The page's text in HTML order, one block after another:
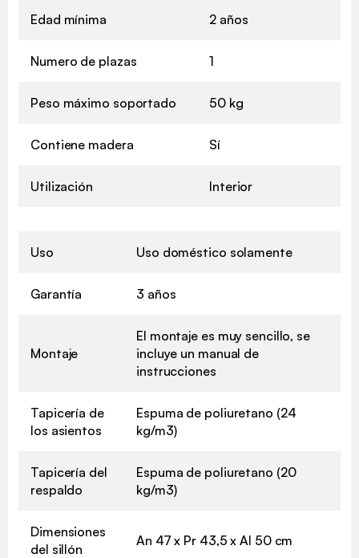
Edad mínima 2 años
Numero de plazas 1
Peso máximo soportado 50 kg
Contiene madera Sí
Utilización Interior
Uso Uso doméstico solamente
Garantía 3 años
Montaje
El montaje es muy sencillo, se
incluye un manual de
instrucciones
Tapicería de
los asientos
Espuma de poliuretano (24
kg/m3)
Tapicería del
respaldo
Espuma de poliuretano (20
kg/m3)
Dimensiones
del sillón
An 47 x Pr 43,5 x Al 50 cm